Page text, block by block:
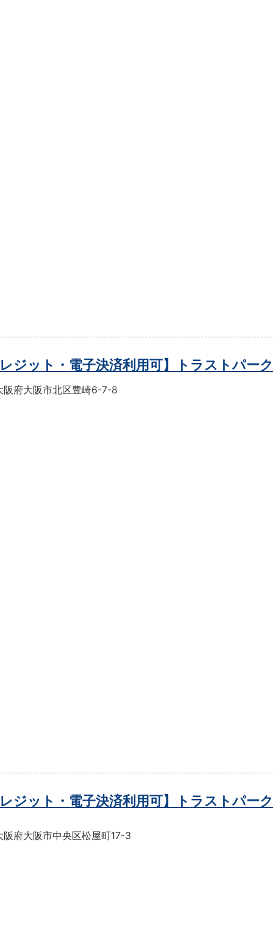
レジット・電子決済利用可】トラストパー
阪府大阪市北区豊崎6-7-8
レジット・電子決済利用可】トラストパー
阪府大阪市中央区松屋町17-3